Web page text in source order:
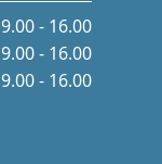
9.00 - 16.00
9.00 - 16.00
9.00 - 16.00